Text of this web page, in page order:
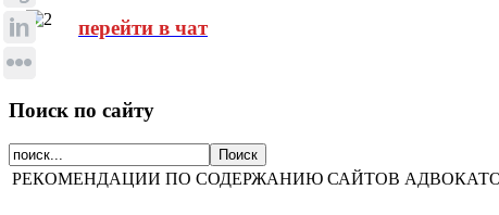
перейти в чат
Поиск по сайту
РЕКОМЕНДАЦИИ ПО СОДЕРЖАНИЮ САЙТОВ